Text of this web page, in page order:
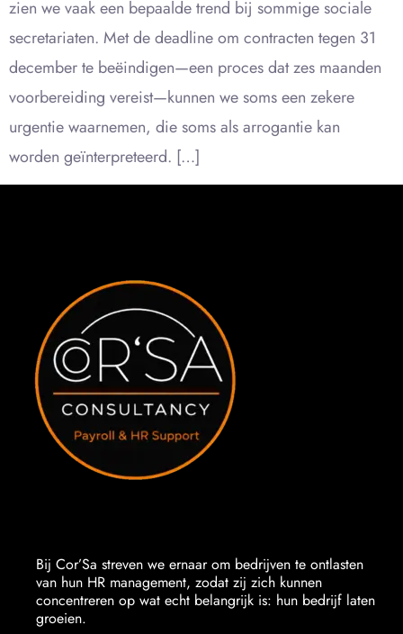
zien we vaak een bepaalde trend bij sommige sociale
secretariaten. Met de deadline om contracten tegen 31
december te beëindigen—een proces dat zes maanden
voorbereiding vereist—kunnen we soms een zekere
urgentie waarnemen, die soms als arrogantie kan
worden geïnterpreteerd. […]
Bij Cor’Sa streven we ernaar om bedrijven te ontlasten
van hun HR management, zodat zij zich kunnen
concentreren op wat echt belangrijk is: hun bedrijf laten
groeien.